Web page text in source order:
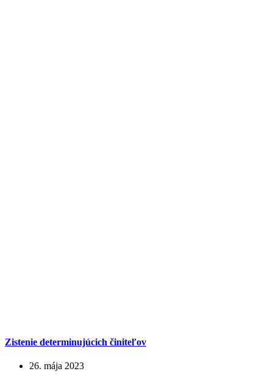
Zistenie determinujúcich činiteľov
26. mája 2023